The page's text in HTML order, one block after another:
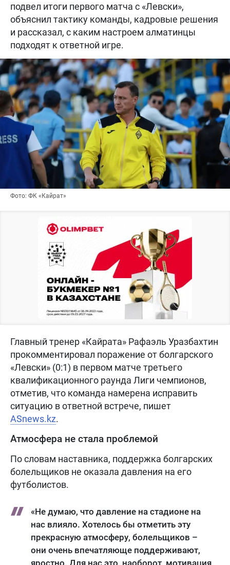
подвел итоги первого матча с «Левски»,
объяснил тактику команды, кадровые решения
и рассказал, с каким настроем алматинцы
подходят к ответной игре.
Фото: ФК «Кайрат»
Главный тренер «Кайрата» Рафаэль Уразбахтин
прокомментировал поражение от болгарского
«Левски» (0:1) в первом матче третьего
квалификационного раунда Лиги чемпионов,
отметив, что команда намерена исправить
ситуацию в ответной встрече, пишет
ASnews.kz.
Атмосфера не стала проблемой
По словам наставника, поддержка болгарских
болельщиков не оказала давления на его
футболистов.
«Не думаю, что давление на стадионе на
нас влияло. Хотелось бы отметить эту
прекрасную атмосферу, болельщиков –
они очень впечатляюще поддерживают,
яростно. Для нас это, наоборот, мотивация